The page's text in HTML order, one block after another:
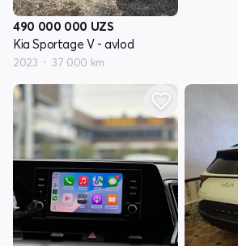
490 000 000 UZS
Kia Sportage V - avlod
2023 37 000 km